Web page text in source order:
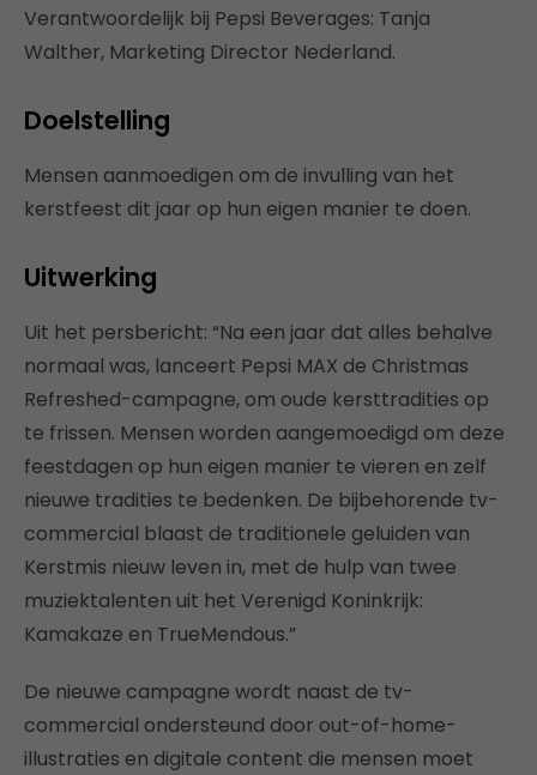
Verantwoordelijk bij Pepsi Beverages: Tanja
Walther, Marketing Director Nederland.
Doelstelling
Mensen aanmoedigen om de invulling van het
kerstfeest dit jaar op hun eigen manier te doen.
Uitwerking
Uit het persbericht: “Na een jaar dat alles behalve
normaal was, lanceert Pepsi MAX de Christmas
Refreshed-campagne, om oude kersttradities op
te frissen. Mensen worden aangemoedigd om deze
feestdagen op hun eigen manier te vieren en zelf
nieuwe tradities te bedenken. De bijbehorende tv-
commercial blaast de traditionele geluiden van
Kerstmis nieuw leven in, met de hulp van twee
muziektalenten uit het Verenigd Koninkrijk:
Kamakaze en TrueMendous.”
De nieuwe campagne wordt naast de tv-
commercial ondersteund door out-of-home-
illustraties en digitale content die mensen moet